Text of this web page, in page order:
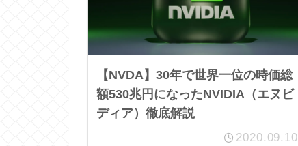
【NVDA】30年で世界一位の時価総
額530兆円になったNVIDIA（エヌビ
ディア）徹底解説
2020.09.10